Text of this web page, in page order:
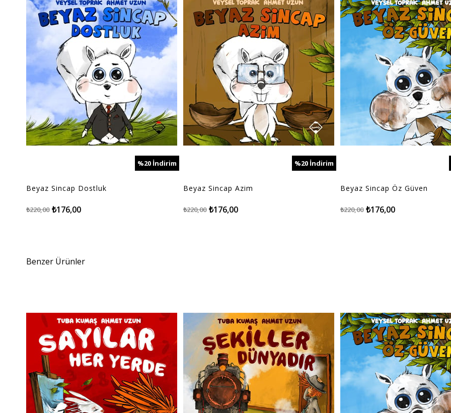
Beyaz Sincap Dostluk
₺176,00
₺220,00
%20 İndirim
Beyaz Sincap Azim
₺176,00
₺220,00
%20 İndirim
Beyaz Sincap Öz Güven
₺176,00
₺220,00
Benzer Ürünler